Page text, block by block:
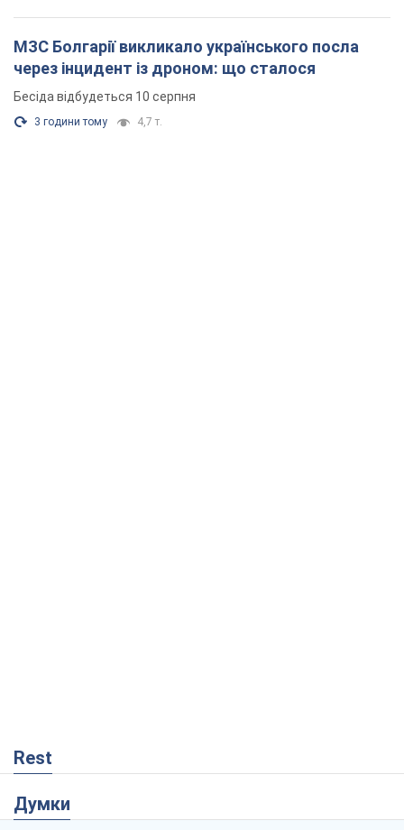
МЗС Болгарії викликало українського посла
через інцидент із дроном: що сталося
Бесіда відбудеться 10 серпня
3 години тому 4,7 т.
Rest
Думки